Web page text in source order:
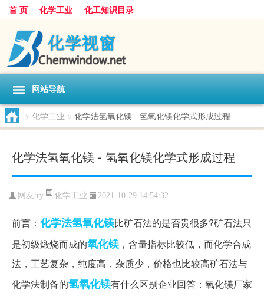
首 页 化学工业 化工知识目录
网站导航
> 化学工业 > 化学法氢氧化镁 - 氢氧化镁化学式形成过程
化学法氢氧化镁 - 氢氧化镁化学式形成过程
网友:ry 化学工业 2021-10-29 14:54:32
前言： 化学法氢氧化镁比矿石法的是否贵很多?矿石法只
是初级煅烧而成的氧化镁 ，含量指标比较低，而化学合成
法，工艺复杂，纯度高，杂质少，价格也比较高矿石法与
化学法制备的氢氧化镁有什么区别企业回答：氧化镁厂家